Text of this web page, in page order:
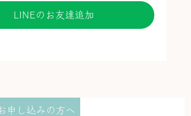
LINEのお友達追加
申し込みの方へ